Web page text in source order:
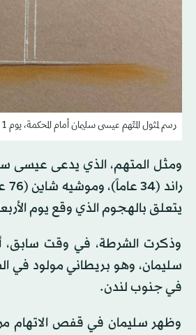
رسم لمثول المتّهم عيسى سليمان أمام المحكمة، يوم 1 مايو 2026 (رويترز)
ومثل ‌المتهم، الذي يدعى عيسى
يتعلق بالهجوم الذي وقع يوم
وذكرت الشرطة، في وقت سابق،
سليمان، ⁠وهو بريطاني ⁠مولود في
في جنوب لندن.
وظهر سليمان في قفص الاتهام